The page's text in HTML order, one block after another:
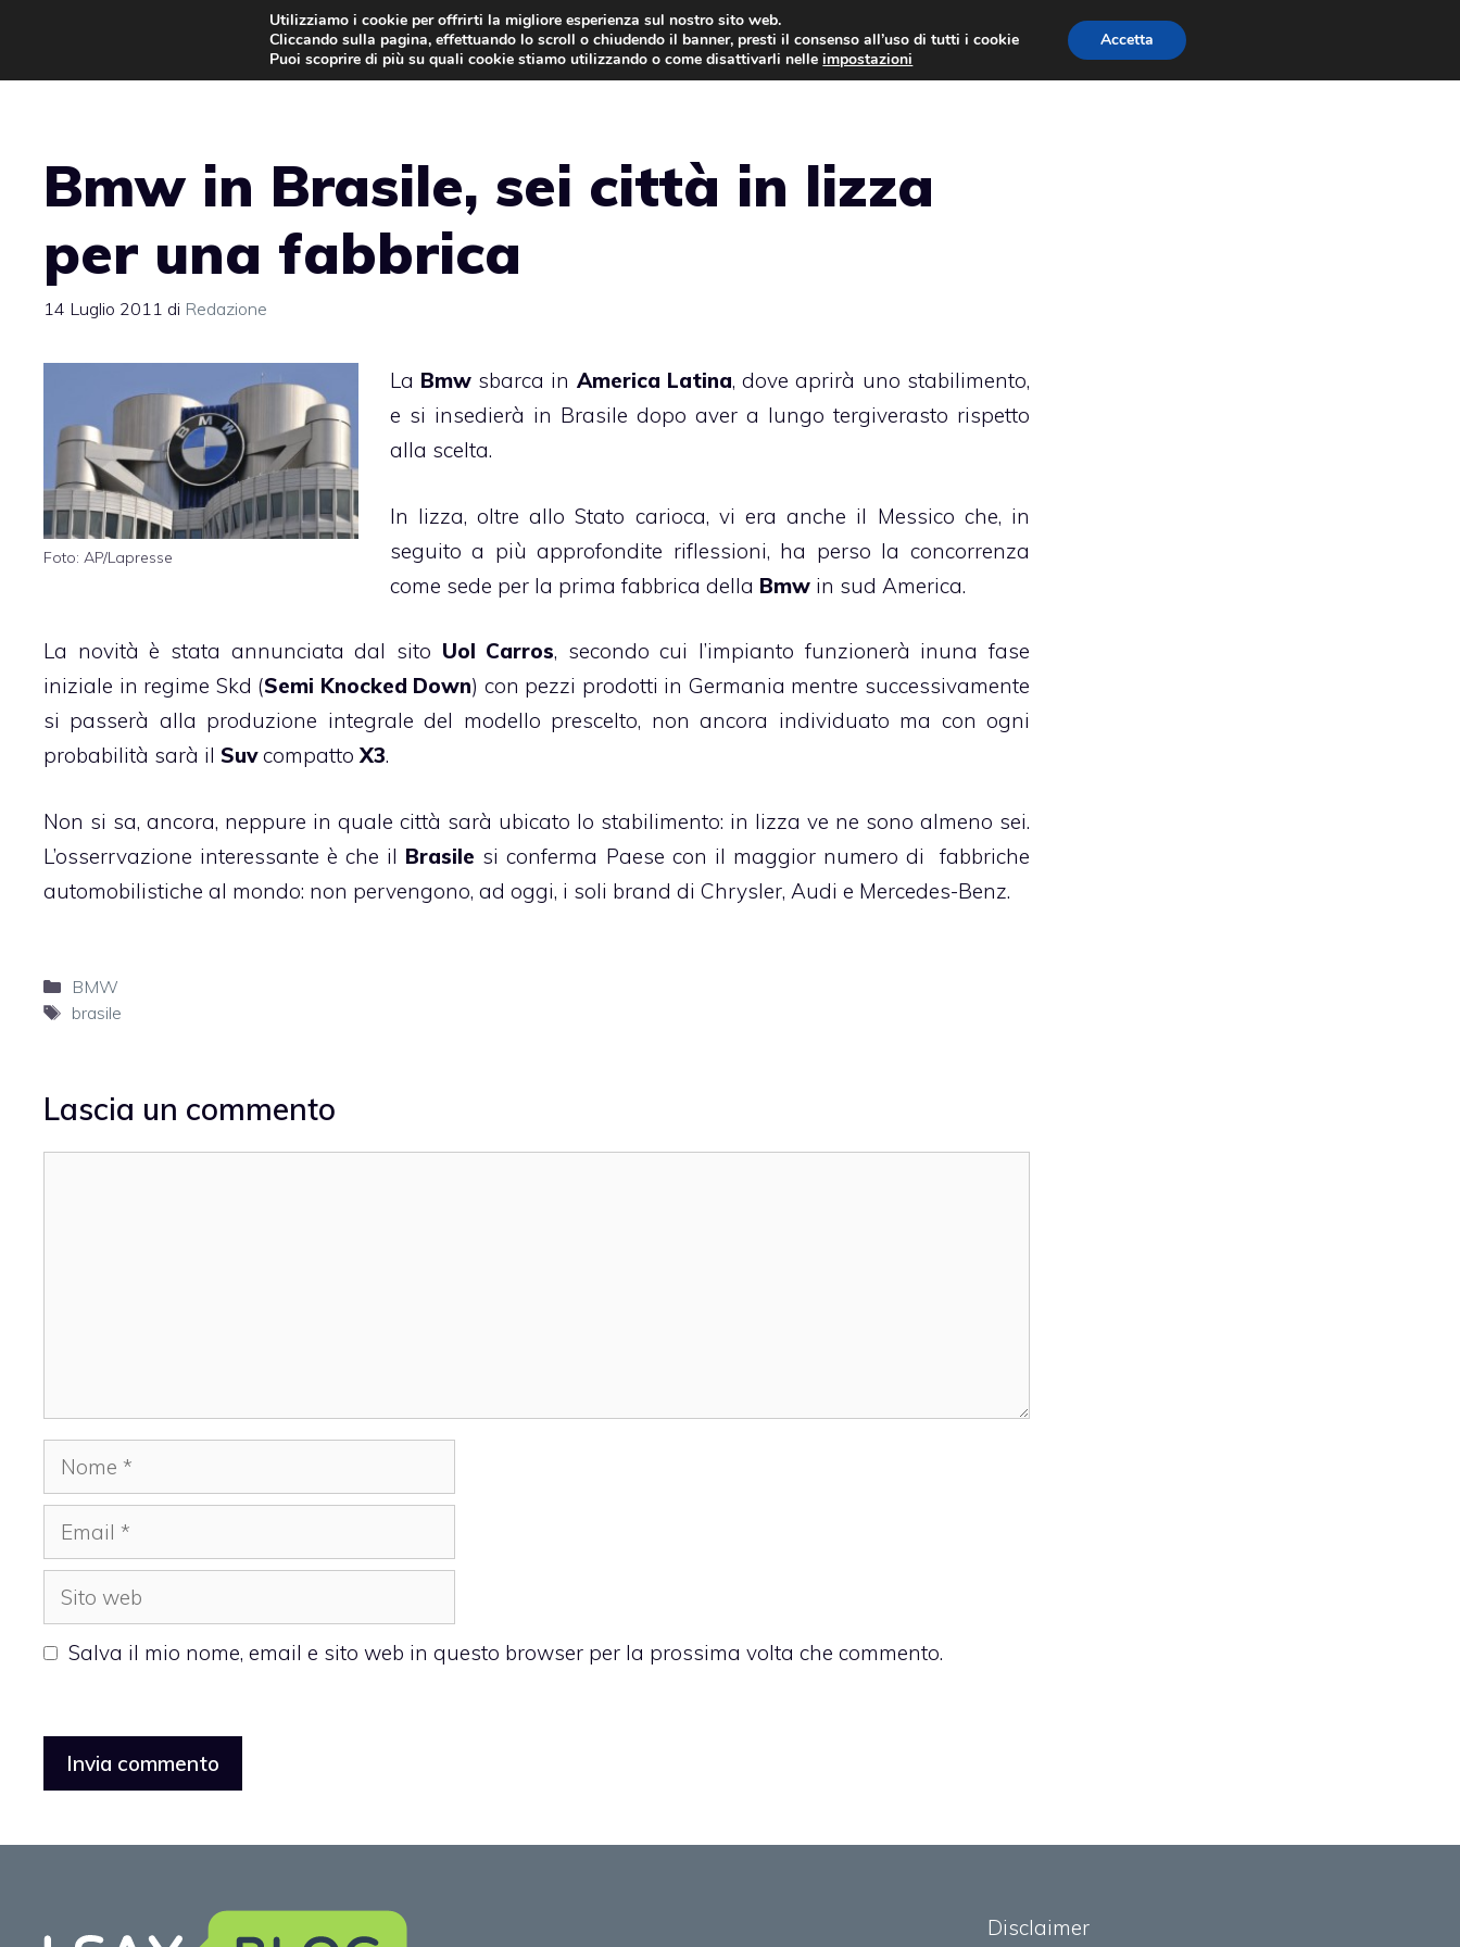
contenuto
AUTO NEWS EVENTI E FIERE
Bmw in Brasile, sei città in lizza
per una fabbrica
14 Luglio 2011 di Redazione
Foto: AP/Lapresse
La Bmw sbarca in America Latina, dove aprirà uno stabilimento,
e si insedierà in Brasile dopo aver a lungo tergiverasto rispetto
alla scelta.
In lizza, oltre allo Stato carioca, vi era anche il Messico che, in
seguito a più approfondite riflessioni, ha perso la concorrenza
come sede per la prima fabbrica della Bmw in sud America.
La novità è stata annunciata dal sito Uol Carros, secondo cui l’impianto funzionerà inuna fase
iniziale in regime Skd (Semi Knocked Down) con pezzi prodotti in Germania mentre successivamente
si passerà alla produzione integrale del modello prescelto, non ancora individuato ma con ogni
probabilità sarà il SuvcompattoX3.
Non si sa, ancora, neppure in quale città sarà ubicato lo stabilimento: in lizza ve ne sono almeno sei.
L’osserrvazione interessante è che il Brasile si conferma Paese con il maggior numero di fabbriche
automobilistiche al mondo: non pervengono, ad oggi, i soli brand di Chrysler, Audi e Mercedes-Benz.
Categorie
BMW
Tag
brasile
Lascia un commento
Nome
Email
Sito
web
Salva il mio nome, email e sito web in questo browser per la prossima volta che commento.
Disclaimer
Utilizziamo i cookie per offrirti la migliore esperienza sul nostro sito web.
Cliccando sulla pagina, effettuando lo scroll o chiudendo il banner, presti il consenso all’uso di tutti i cookie
Puoi scoprire di più su quali cookie stiamo utilizzando o come disattivarli nelleimpostazioni
Accetta